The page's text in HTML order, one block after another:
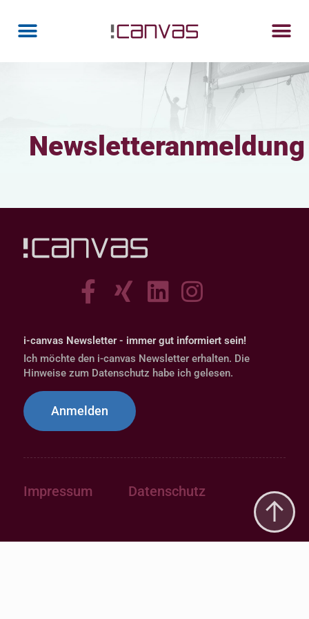
Newsletteranmeldung
i-canvas Newsletter - immer gut informiert sein!
Ich möchte den i-canvas Newsletter erhalten. Die
Hinweise zum Datenschutz habe ich gelesen.
Anmelden
Impressum Datenschutz